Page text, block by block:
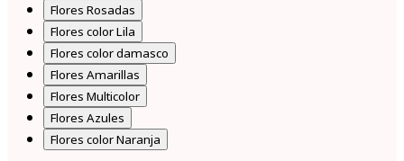
Flores Rosadas
Flores color Lila
Flores color damasco
Flores Amarillas
Flores Multicolor
Flores Azules
Flores color Naranja